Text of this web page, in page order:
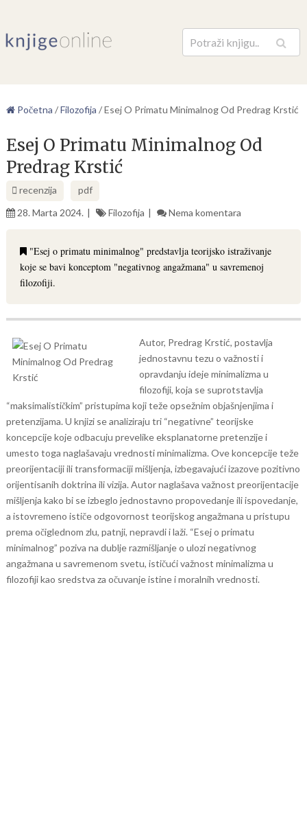
Pretraga
Početna /Filozofija /Esej O Primatu Minimalnog Od Predrag Krstić
Esej O Primatu Minimalnog Od
Predrag Krstić
recenzija
pdf
28. Marta 2024.
Filozofija Nema komentara
"Esej o primatu minimalnog" predstavlja teorijsko istraživanje
koje se bavi konceptom "negativnog angažmana" u savremenoj
filozofiji.
Autor, Predrag Krstić, postavlja
jednostavnu tezu o važnosti i
opravdanju ideje minimalizma u
filozofiji, koja se suprotstavlja
“maksimalističkim” pristupima koji teže opsežnim objašnjenjima i
pretenzijama. U knjizi se analiziraju tri “negativne” teorijske
koncepcije koje odbacuju prevelike eksplanatorne pretenzije i
umesto toga naglašavaju vrednosti minimalizma. Ove koncepcije teže
preorijentaciji ili transformaciji mišljenja, izbegavajući izazove pozitivno
orijentisanih doktrina ili vizija. Autor naglašava važnost preorijentacije
mišljenja kako bi se izbeglo jednostavno propovedanje ili ispovedanje,
a istovremeno ističe odgovornost teorijskog angažmana u pristupu
prema očiglednom zlu, patnji, nepravdi i laži. “Esej o primatu
minimalnog” poziva na dublje razmišljanje o ulozi negativnog
angažmana u savremenom svetu, ističući važnost minimalizma u
filozofiji kao sredstva za očuvanje istine i moralnih vrednosti.